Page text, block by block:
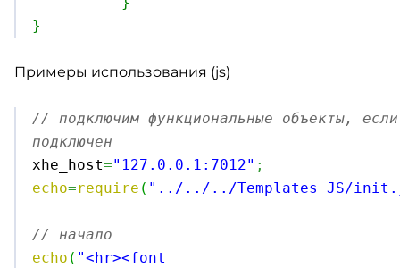
}
Примеры использования (js)
// подключим функциональные объекты,
подключен
xhe_host="127.0.0.1:7012" ;
echo=require ( "../../../Templates JS/
// начало
echo ( "<hr><font